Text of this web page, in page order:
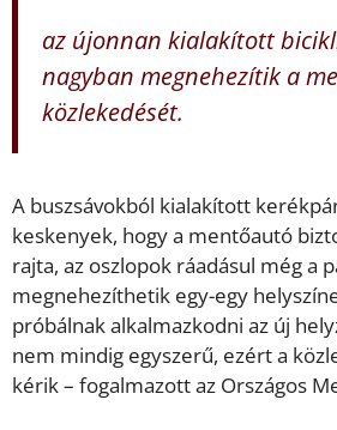
az újonnan kialakított
nagyban megnehezítik a
közlekedését.
A buszsávokból kialakított
keskenyek, hogy a mentőautó
rajta, az oszlopok ráadásul még a
megnehezíthetik egy-egy
próbálnak alkalmazkodni az új
nem mindig egyszerű, ezért a
kérik – fogalmazott az Országos